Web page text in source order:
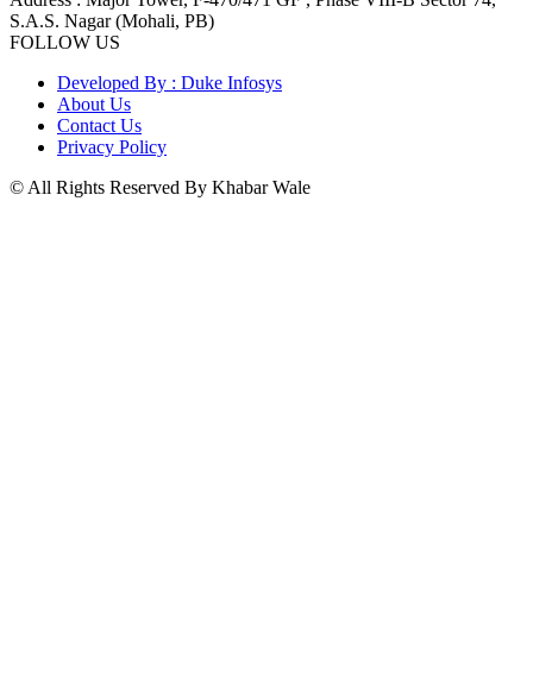
S.A.S. Nagar (Mohali, PB)
FOLLOW US
Developed By : Duke Infosys
About Us
Contact Us
Privacy Policy
© All Rights Reserved By Khabar Wale